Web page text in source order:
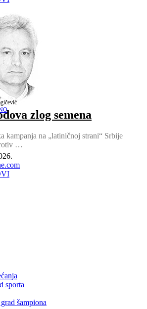
zlog semena
kampanja na „latiničnoj strani“ Srbije
…
sporta
šampiona